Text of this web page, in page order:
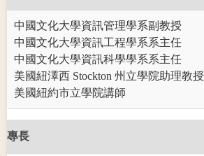
中國文化大學資訊管理學系副教授
中國文化大學資訊工程學系系主任
中國文化大學資訊科學學系系主任
美國紐澤西 Stockton 州立學院助理教授
美國紐約市立學院講師
專長